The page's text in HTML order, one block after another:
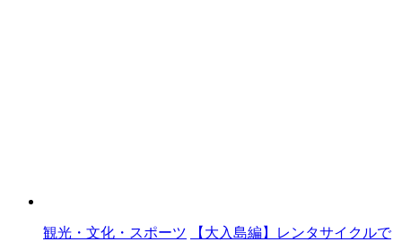
観光・文化・スポーツ
【大入島編】レンタサイクルで